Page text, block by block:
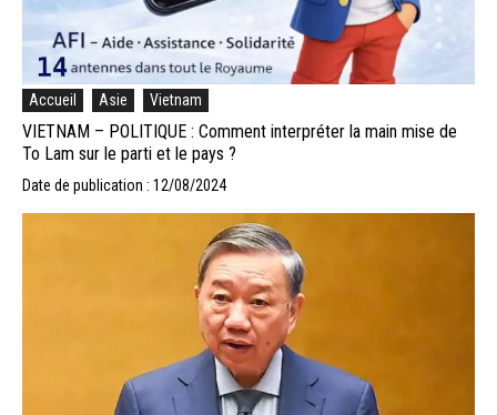
Accueil Asie Vietnam
VIETNAM – POLITIQUE : Comment interpréter la main mise de
To Lam sur le parti et le pays ?
Date de publication : 12/08/2024